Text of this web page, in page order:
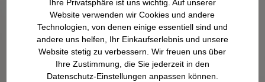
Ihre Privatsphäre ist uns wichtig. Auf unserer
Website verwenden wir Cookies und andere
Technologien, von denen einige essentiell sind und
andere uns helfen, Ihr Einkaufserlebnis und unsere
Website stetig zu verbessern. Wir freuen uns über
Ihre Zustimmung, die Sie jederzeit in den
Datenschutz-Einstellungen anpassen können.